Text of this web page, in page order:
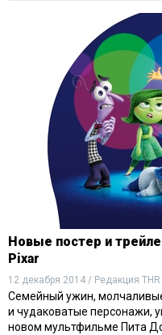
Новые постер и
Pixar
12 декабря 2014 / Редакция
Семейный ужин,
и чудаковатые персонажи,
новом мультфильме Пита